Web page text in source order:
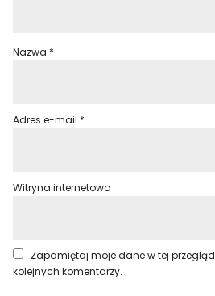
Nazwa *
Adres e-mail *
Witryna internetowa
Zapamiętaj moje dane w tej
kolejnych komentarzy.